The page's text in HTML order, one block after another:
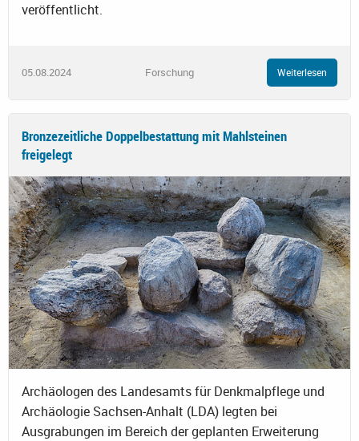
veröffentlicht.
05.08.2024 Forschung Weiterlesen
Bronzezeitliche Doppelbestattung mit Mahlsteinen
freigelegt
Archäologen des Landesamts für Denkmalpflege und
Archäologie Sachsen-Anhalt (LDA) legten bei
Ausgrabungen im Bereich der geplanten Erweiterung